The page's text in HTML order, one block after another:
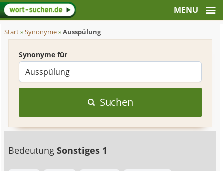
Start»Synonyme»Ausspülung
Synonyme für
Suchen
BedeutungSonstiges 1